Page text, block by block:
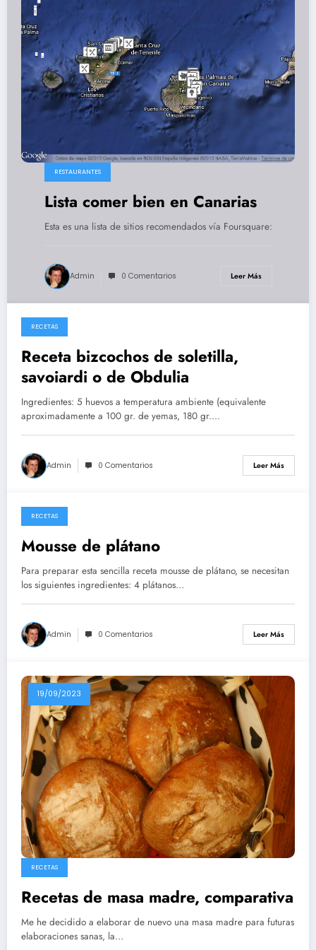
RESTAURANTES
Lista comer bien en Canarias
Esta es una lista de sitios recomendados vía Foursquare:
Admin 0 Comentarios Leer Más
26/05/2026
RECETAS
Receta bizcochos de soletilla,
savoiardi o de Obdulia
Ingredientes: 5 huevos a temperatura ambiente (equivalente
aproximadamente a 100 gr. de yemas, 180 gr.…
Admin 0 Comentarios Leer Más
14/05/2026
RECETAS
Mousse de plátano
Para preparar esta sencilla receta mousse de plátano, se necesitan
los siguientes ingredientes: 4 plátanos…
Admin 0 Comentarios Leer Más
19/09/2023
RECETAS
Recetas de masa madre, comparativa
Me he decidido a elaborar de nuevo una masa madre para futuras
elaboraciones sanas, la…